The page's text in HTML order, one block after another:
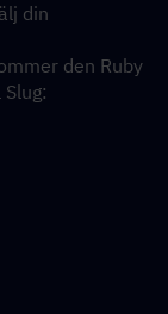
din
den Ruby